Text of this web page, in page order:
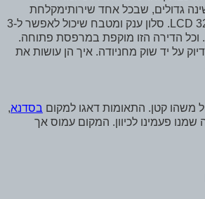
אכן 3 חדרי שינה גדולים, שבכל אחד שירותימקלחת
צמודים, ארון, טלויזית LCD 32. סלון ענק ומטבח שיכול לאפשר ל-3
וכל הדירה הזו מוקפת במרפסת פתוחה.
על יד שוק מחניודה. איך הן עושות את
משהו קטן. התאומות דאגו למקום בסדנא,
פעמינו לכיוון. המקום עמוס אך